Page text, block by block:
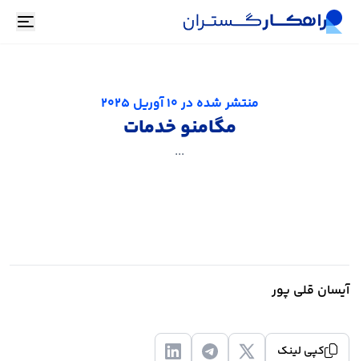
منتشر شده در10 آوریل 2025
مگامنو خدمات
...
آیسان قلی پور
کپی لینک